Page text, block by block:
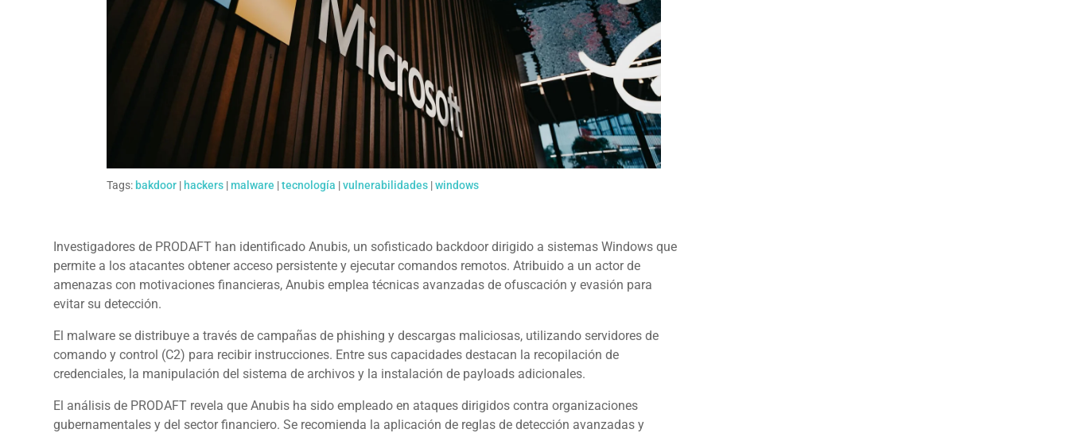
Tags: bakdoor | hackers |malware |tecnología |vulnerabilidades |windows
Investigadores de PRODAFT han identificado Anubis, un sofisticado backdoor dirigido a sistemas Windows que
permite a los atacantes obtener acceso persistente y ejecutar comandos remotos. Atribuido a un actor de
amenazas con motivaciones financieras, Anubis emplea técnicas avanzadas de ofuscación y evasión para
evitar su detección.
El malware se distribuye a través de campañas de phishing y descargas maliciosas, utilizando servidores de
comando y control (C2) para recibir instrucciones. Entre sus capacidades destacan la recopilación de
credenciales, la manipulación del sistema de archivos y la instalación de payloads adicionales.
El análisis de PRODAFT revela que Anubis ha sido empleado en ataques dirigidos contra organizaciones
gubernamentales y del sector financiero. Se recomienda la aplicación de reglas de detección avanzadas y